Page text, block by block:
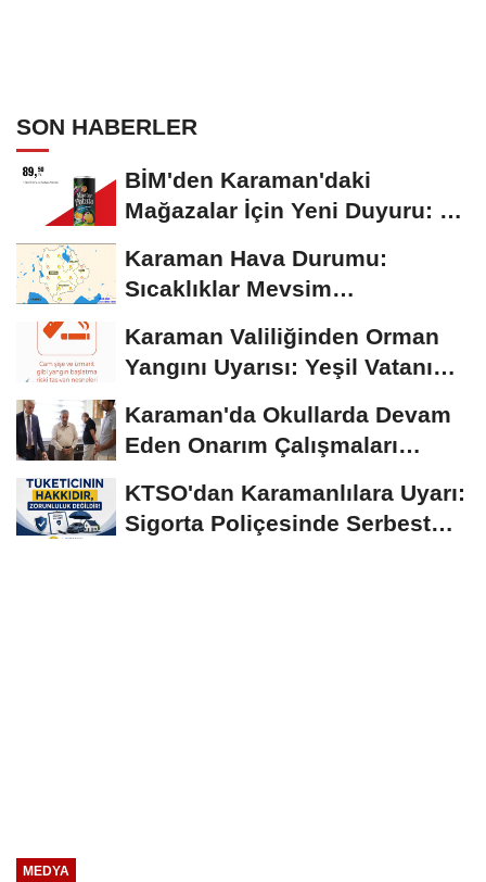
SON HABERLER
BİM'den Karaman'daki
Mağazalar İçin Yeni Duyuru: 11
Karaman Hava Durumu:
Sıcaklıklar Mevsim
Seyrediyor
Karaman Valiliğinden Orman
Yangını Uyarısı: Yeşil Vatanı
Karaman'da Okullarda Devam
Eden Onarım Çalışmaları
KTSO'dan Karamanlılara Uyarı:
Sigorta Poliçesinde Serbest
MEDYA